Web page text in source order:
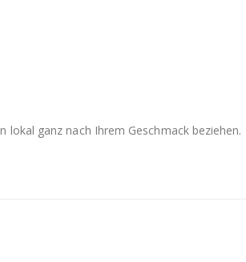
lokal ganz nach Ihrem Geschmack beziehen.